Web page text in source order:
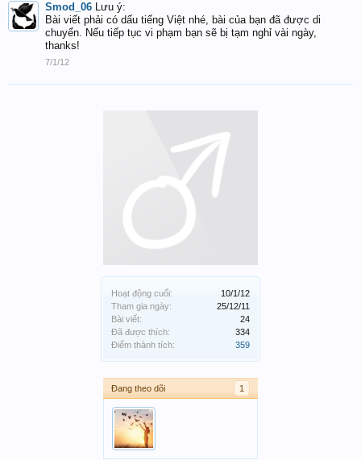
Hoạt động cuối:
10/1/12
Tham gia ngày:
25/12/11
Bài viết:
24
Đã được thích:
334
Điểm thành tích:
359
Đang theo dõi 1
Smod_06 Lưu ý:
Bài viết phải có dấu tiếng Việt nhé, bài của bạn đã được di
chuyển. Nếu tiếp tục vi phạm bạn sẽ bị tạm nghỉ vài ngày,
thanks!
7/1/12